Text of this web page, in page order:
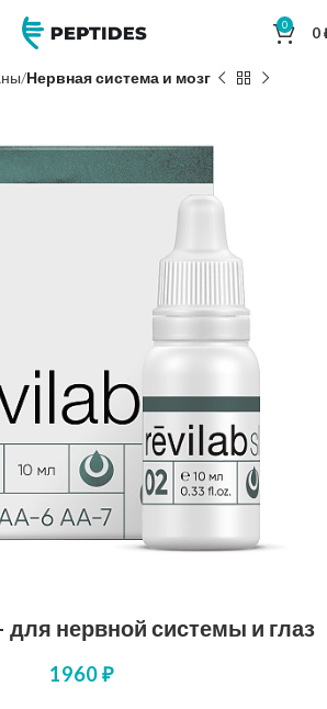
0 0
Нервная система и мозг
для нервной системы и глаз
1960₽